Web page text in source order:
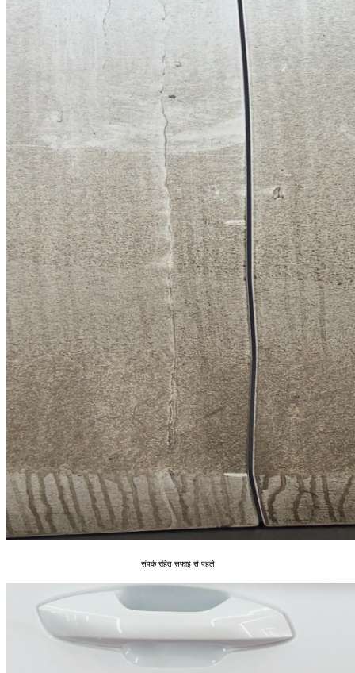
संपर्क रहित सफाई से पहले